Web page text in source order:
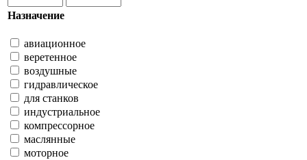
Назначение
авиационное
веретенное
воздушные
гидравлическое
для станков
индустриальное
компрессорное
маслянные
моторное